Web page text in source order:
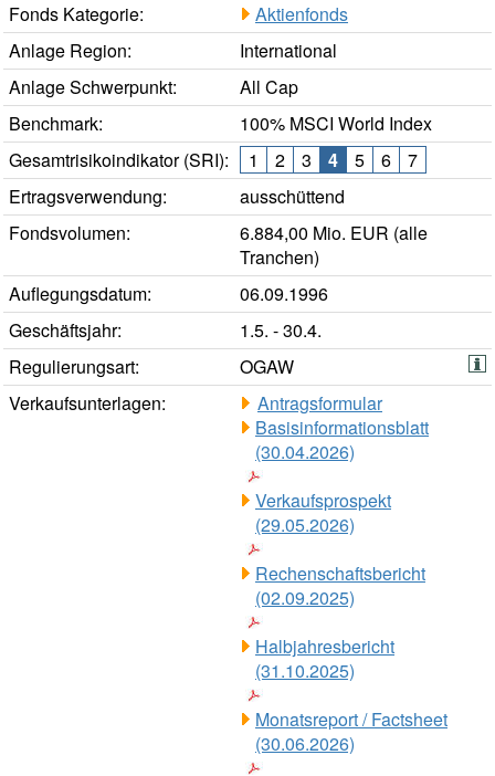
Fonds Kategorie:
Aktienfonds
Anlage Region:
International
Anlage Schwerpunkt:
All Cap
Benchmark:
100% MSCI World Index
Gesamtrisikoindikator (SRI):
1 2 3 4 5 6
7
Ertragsverwendung:
ausschüttend
Fondsvolumen:
6.884,00 Mio. EUR (alle
Tranchen)
Auflegungsdatum:
06.09.1996
Geschäftsjahr:
1.5. - 30.4.
Regulierungsart:
OGAW
Verkaufsunterlagen:
Antragsformular
Basisinformationsblatt
(30.04.2026)
Verkaufsprospekt
(29.05.2026)
Rechenschaftsbericht
(02.09.2025)
Halbjahresbericht
(31.10.2025)
Monatsreport / Factsheet
(30.06.2026)